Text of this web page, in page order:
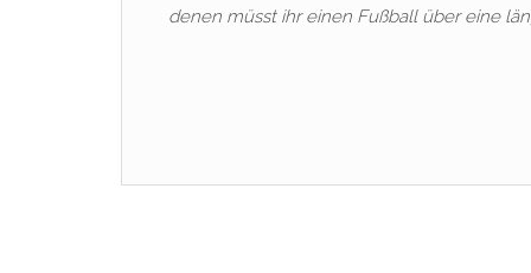
denen müsst ihr einen Fußball über eine